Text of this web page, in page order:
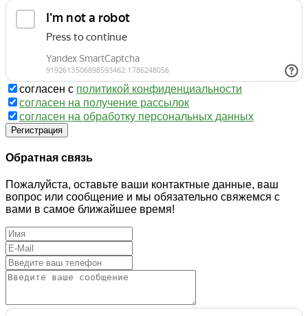
согласен с политикой конфиденциальности
согласен на получение рассылок
согласен на обработку персональных данных
Регистрация
Обратная связь
Пожалуйста, оставьте ваши контактные данные, ваш
вопрос или сообщение и мы обязательно свяжемся с
вами в самое ближайшее время!